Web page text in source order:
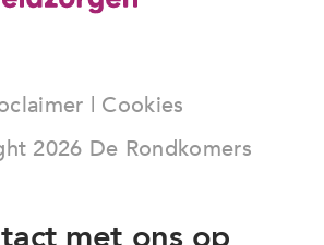
| Cookies
2026 De Rondkomers